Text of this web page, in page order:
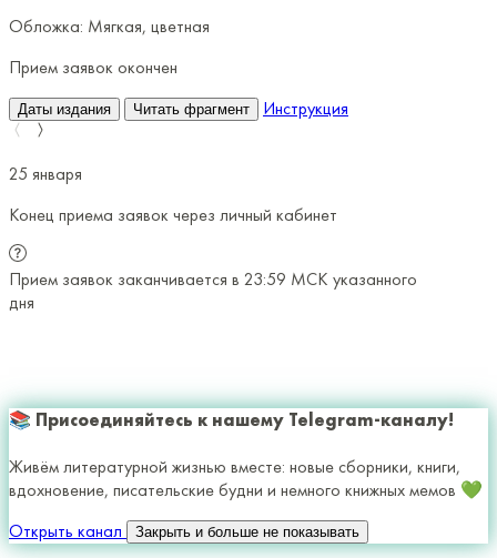
Обложка: Мягкая, цветная
Прием заявок окончен
Даты издания Читать фрагмент Инструкция
25 января
Конец приема заявок через личный кабинет
Прием заявок заканчивается в 23:59 МСК указанного
дня
📚 Присоединяйтесь к нашему Telegram-каналу!
Живём литературной жизнью вместе: новые сборники, книги,
вдохновение, писательские будни и немного книжных мемов 💚
Открыть канал
Закрыть и больше не показывать